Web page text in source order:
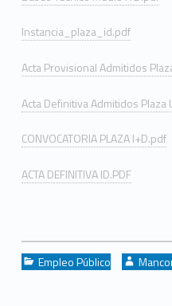
Instancia_plaza_id.pdf
Acta Provisional Admitidos
Acta Definitiva Admitidos Plaza
CONVOCATORIA PLAZA I+D.pdf
ACTA DEFINITIVA ID.PDF
Categorized in:
Empleo Público Written by: